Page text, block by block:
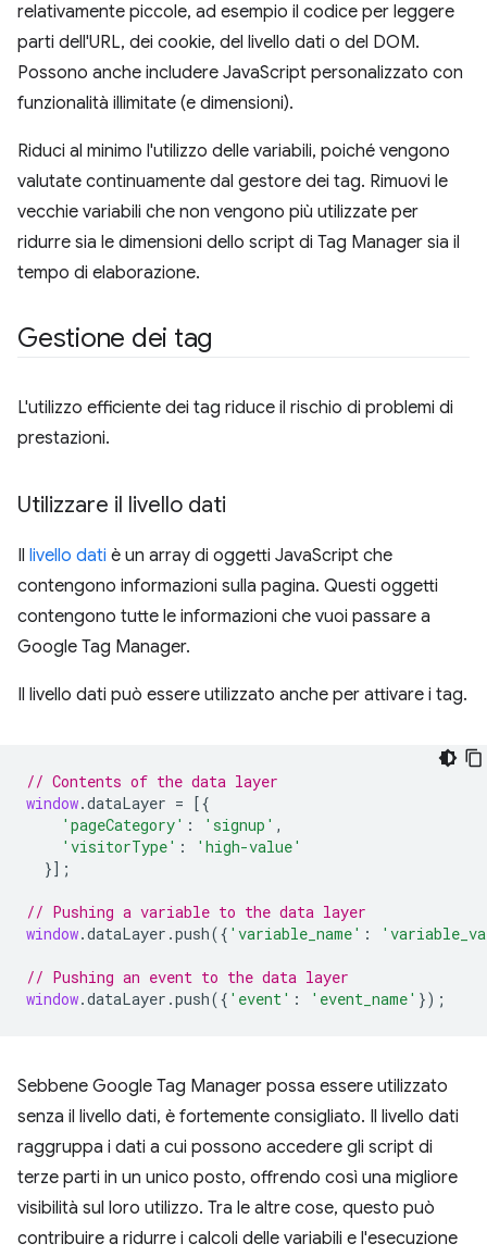
relativamente piccole, ad esempio il codice per leggere
parti dell'URL, dei cookie, del livello dati o del DOM.
Possono anche includere JavaScript personalizzato con
funzionalità illimitate (e dimensioni).
Riduci al minimo l'utilizzo delle variabili, poiché vengono
valutate continuamente dal gestore dei tag. Rimuovi le
vecchie variabili che non vengono più utilizzate per
ridurre sia le dimensioni dello script di Tag Manager sia il
tempo di elaborazione.
Gestione dei tag
L'utilizzo efficiente dei tag riduce il rischio di problemi di
prestazioni.
Utilizzare il livello dati
Il livello dati è un array di oggetti JavaScript che
contengono informazioni sulla pagina. Questi oggetti
contengono tutte le informazioni che vuoi passare a
Google Tag Manager.
Il livello dati può essere utilizzato anche per attivare i tag.
// Contents of the data layer
window.dataLayer =
[{
'pageCategory' : 'signup' ,
'visitorType' :
'high-value'
}];
// Pushing a variable to the data layer
window.dataLayer .push({ 'variable_name' :
// Pushing an event to the data layer
window.dataLayer .push({ 'event' : 'event_name' });
Sebbene Google Tag Manager possa essere utilizzato
senza il livello dati, è fortemente consigliato. Il livello dati
raggruppa i dati a cui possono accedere gli script di
terze parti in un unico posto, offrendo così una migliore
visibilità sul loro utilizzo. Tra le altre cose, questo può
contribuire a ridurre i calcoli delle variabili e l'esecuzione